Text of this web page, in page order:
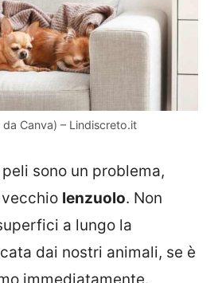
Canva) – Lindiscreto.it
peli sono un problema,
lenzuolo. Non
a lungo la
dai nostri animali, se è
immediatamente.